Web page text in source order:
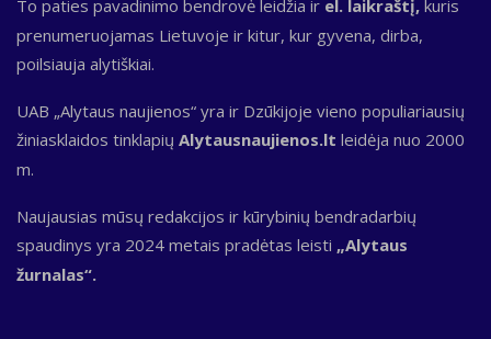
To paties pavadinimo bendrovė leidžia ir el. laikraštį, kuris
prenumeruojamas Lietuvoje ir kitur, kur gyvena, dirba,
poilsiauja alytiškiai.
UAB „Alytaus naujienos“ yra ir Dzūkijoje vieno populiariausių
žiniasklaidos tinklapių Alytausnaujienos.lt leidėja nuo 2000
m.
Naujausias mūsų redakcijos ir kūrybinių bendradarbių
spaudinys yra 2024 metais pradėtas leisti „Alytaus
žurnalas“.